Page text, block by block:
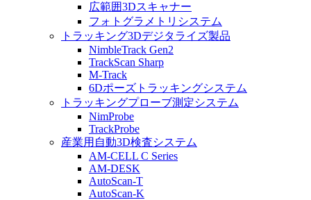
広範囲3Dスキャナー
フォトグラメトリシステム
トラッキング3Dデジタライズ製品
NimbleTrack Gen2
TrackScan Sharp
M-Track
6Dポーズトラッキングシステム
トラッキングプローブ測定システム
NimProbe
TrackProbe
産業用自動3D検査システム
AM-CELL C Series
AM-DESK
AutoScan-T
AutoScan-K